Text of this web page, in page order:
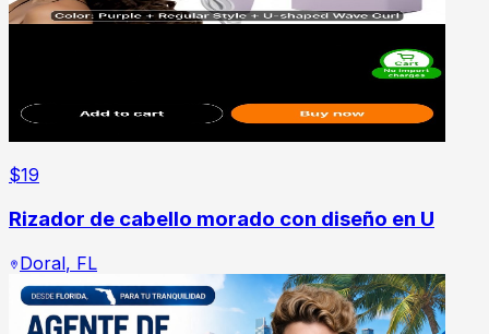
$19
Rizador de cabello morado con diseño en U
Doral, FL